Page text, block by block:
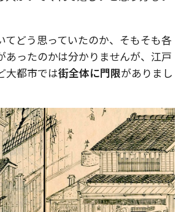
てどう思っていたのか、そもそも各
あったのかは分かりませんが、江戸
大都市では街全体に門限がありまし